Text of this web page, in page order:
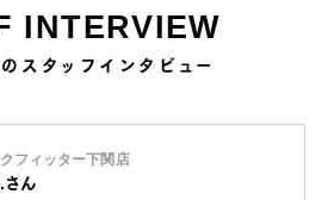
INTERVIEW
スタッフインタビュー
フィッター下関店
ん